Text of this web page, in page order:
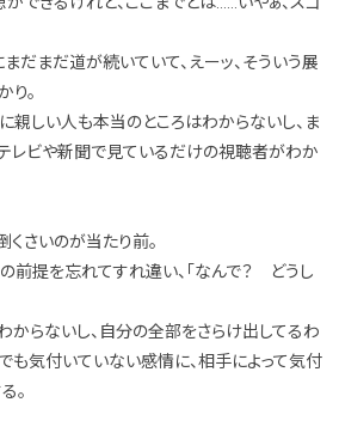
だまだ道が続いていて、えーッ、そういう展
。
親しい人も本当のところはわからないし、ま
テレビや新聞で見ているだけの視聴者がわか
くさいのが当たり前。
前提を忘れてすれ違い、「なんで？ どうし
らないし、自分の全部をさらけ出してるわ
も気付いていない感情に、相手によって気付
。